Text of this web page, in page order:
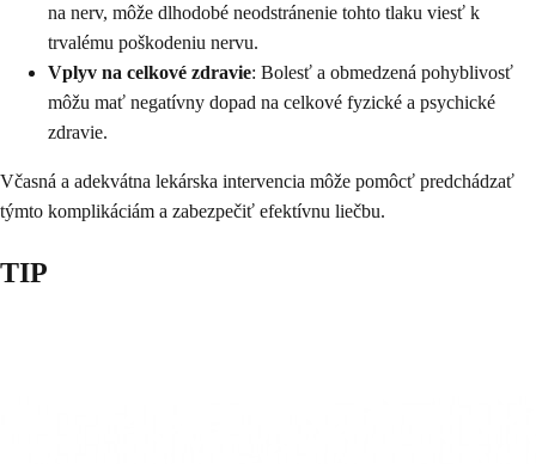
na nerv, môže dlhodobé neodstránenie tohto tlaku viesť k
trvalému poškodeniu nervu.
Vplyv na celkové zdravie: Bolesť a obmedzená pohyblivosť
môžu mať negatívny dopad na celkové fyzické a psychické
zdravie.
Včasná a adekvátna lekárska intervencia môže pomôcť predchádzať
týmto komplikáciám a zabezpečiť efektívnu liečbu.
TIP